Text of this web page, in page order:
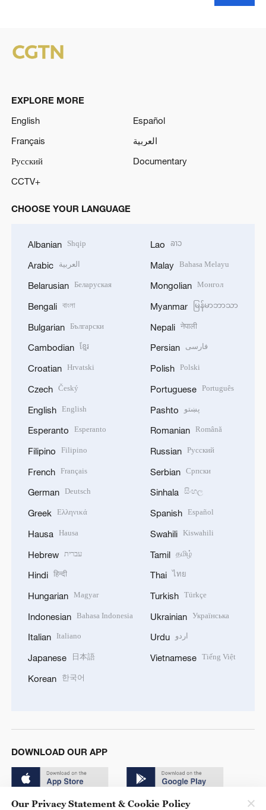
EXPLORE MORE
English
Español
Français
العربية
Русский
Documentary
CCTV+
CHOOSE YOUR LANGUAGE
Albanian Shqip
Arabic العربية
Belarusian Беларуская
Bengali বাংলা
Bulgarian Български
Cambodian ខ្មែរ
Croatian Hrvatski
Czech Český
English English
Esperanto Esperanto
Filipino Filipino
French Français
German Deutsch
Greek Ελληνικά
Hausa Hausa
Hebrew עברית
Hindi हिन्दी
Hungarian Magyar
Indonesian Bahasa Indonesia
Italian Italiano
Japanese 日本語
Korean 한국어
Lao ລາວ
Malay Bahasa Melayu
Mongolian Монгол
Myanmar မြန်မာဘာသာ
Nepali नेपाली
Persian فارسی
Polish Polski
Portuguese Português
Pashto پښتو
Romanian Română
Russian Русский
Serbian Српски
Sinhala සිංහල
Spanish Español
Swahili Kiswahili
Tamil தமிழ்
Thai ไทย
Turkish Türkçe
Ukrainian Українська
Urdu اردو
Vietnamese Tiếng Việt
DOWNLOAD OUR APP
Our Privacy Statement & Cookie Policy